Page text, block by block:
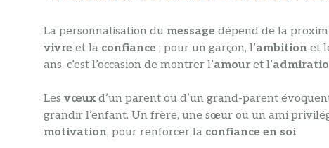
La personnalisation du message dépend de la
vivre et la confiance ; pour un garçon, l’ambition et
ans, c’est l’occasion de montrer l’amouret l’
Les vœux d’un parent ou d’un grand-parent
grandir l’enfant. Un frère, une sœur ou un ami
motivation, pour renforcer la confiance en soi.